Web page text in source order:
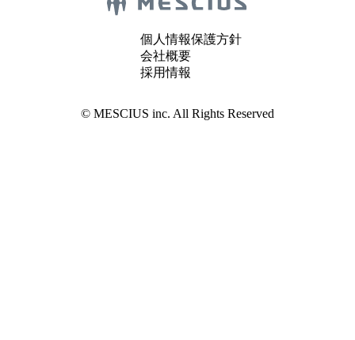
個人情報保護方針
会社概要
採用情報
© MESCIUS inc. All Rights Reserved